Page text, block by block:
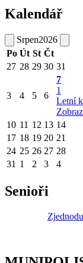
Kalendář
Srpen2026
Po Út St Čt
27 28 29 30 31
3 4 5 6
7
1
Letní
10 11 12 13 14
17 18 19 20 21
24 25 26 27 28
31 1 2 3 4
Senioři